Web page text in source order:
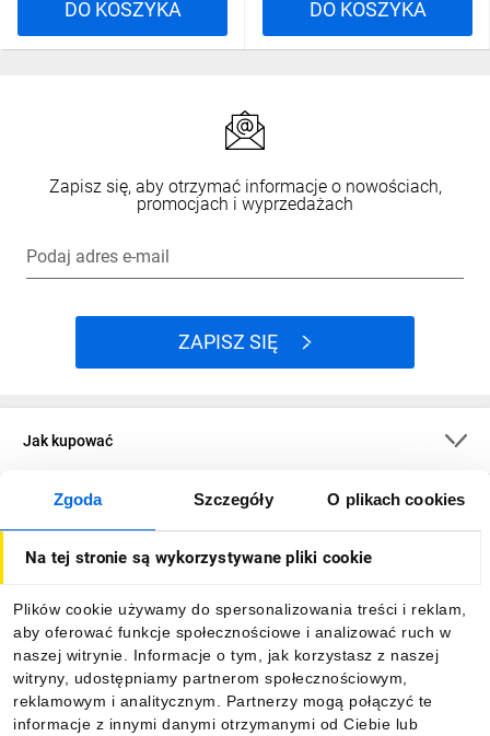
Zgoda Szczegóły O plikach cookies
Na tej stronie są wykorzystywane pliki cookie
Plików cookie używamy do spersonalizowania treści i reklam,
aby oferować funkcje społecznościowe i analizować ruch w
naszej witrynie. Informacje o tym, jak korzystasz z naszej
witryny, udostępniamy partnerom społecznościowym,
reklamowym i analitycznym. Partnerzy mogą połączyć te
informacje z innymi danymi otrzymanymi od Ciebie lub
DO KOSZYKA DO KOSZYKA
Zapisz się, aby otrzymać informacje o nowościach,
promocjach i wyprzedażach
Podaj adres e-mail
ZAPISZ SIĘ
Jak kupować
O firmie
Informacje
Pobierz naszą aplikację mobilną: